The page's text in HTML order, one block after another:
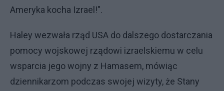
Ameryka kocha Izrael!".
Haley wezwała rząd USA do dalszego dostarczania
pomocy wojskowej rządowi izraelskiemu w celu
wsparcia jego wojny z Hamasem, mówiąc
dziennikarzom podczas swojej wizyty, że Stany